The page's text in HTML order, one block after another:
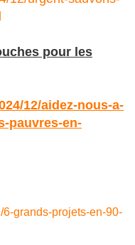
pour les
12/aidez-nous-a-
pauvres-en-
grands-projets-en-90-